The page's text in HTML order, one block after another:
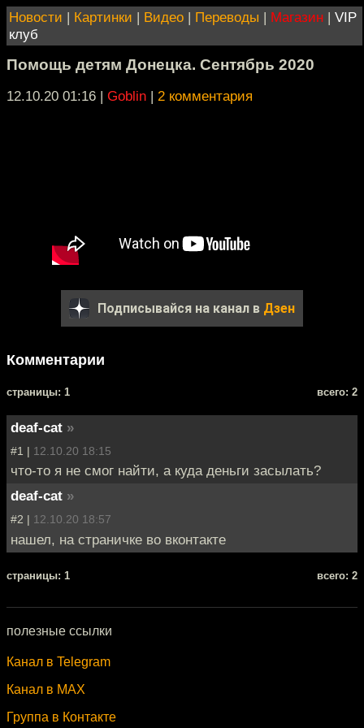
Новости | Картинки | Видео | Переводы | Магазин | VIP
клуб
Помощь детям Донецка. Сентябрь 2020
12.10.20 01:16 | Goblin | 2 комментария
Подписывайся на канал в Дзен
Комментарии
cтраницы: 1 всего: 2
deaf-cat »
#1 | 12.10.20 18:15
что-то я не смог найти, а куда деньги засылать?
deaf-cat »
#2 | 12.10.20 18:57
нашел, на страничке во вконтакте
cтраницы: 1 всего: 2
полезные ссылки
Канал в Telegram
Канал в MAX
Группа в Контакте